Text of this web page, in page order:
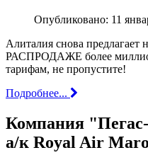
Опубликовано: 11
Алиталия снова
РАСПРОДАЖЕ более
тарифам, не пропустите!
Подробнее...
Компания
а/к Royal Air